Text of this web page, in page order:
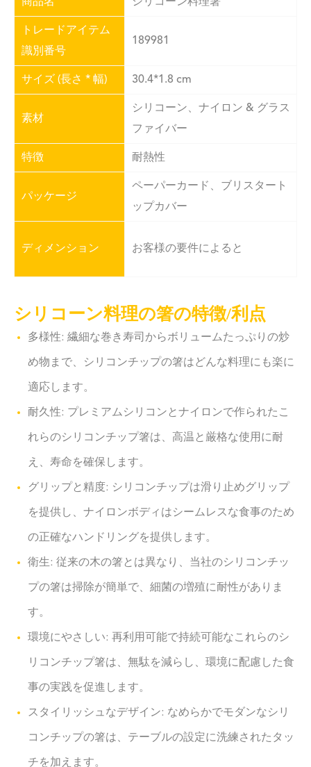
トレードアイテム
識別番号
189981
サイズ (長さ * 幅) 30.4*1.8 cm
素材
シリコーン、ナイロン & グラス
ファイバー
特徴 耐熱性
パッケージ
ペーパーカード、ブリスタート
ップカバー
ディメンション お客様の要件によると
シリコーン料理の箸の特徴/利点
多様性: 繊細な巻き寿司からボリュームたっぷりの炒
め物まで、シリコンチップの箸はどんな料理にも楽に
適応します。
耐久性: プレミアムシリコンとナイロンで作られたこ
れらのシリコンチップ箸は、高温と厳格な使用に耐
え、寿命を確保します。
グリップと精度: シリコンチップは滑り止めグリップ
を提供し、ナイロンボディはシームレスな食事のため
の正確なハンドリングを提供します。
衛生: 従来の木の箸とは異なり、当社のシリコンチッ
プの箸は掃除が簡単で、細菌の増殖に耐性がありま
す。
環境にやさしい: 再利用可能で持続可能なこれらのシ
リコンチップ箸は、無駄を減らし、環境に配慮した食
事の実践を促進します。
スタイリッシュなデザイン: なめらかでモダンなシリ
コンチップの箸は、テーブルの設定に洗練されたタッ
チを加えます。